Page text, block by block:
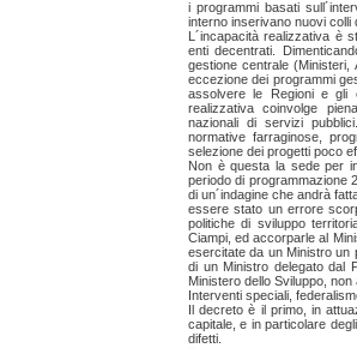
i programmi basati
interno inserivano nuovi colli
L´incapacità realizzativa è
enti decentrati.
gestione centrale
eccezione dei programmi
assolvere le Regioni e gli
realizzativa coinvolge
nazionali di servizi
normative farraginose,
selezione dei progetti poco
Non è questa la sede per
periodo di programmazione
di un´indagine che andrà
essere stato un errore
politiche di sviluppo
Ciampi, ed accorparle al
esercitate da un Ministro un
di un Ministro delegato dal
Ministero dello Sviluppo,
Interventi speciali,
Il decreto è il primo, in
capitale, e in particolare
difetti.